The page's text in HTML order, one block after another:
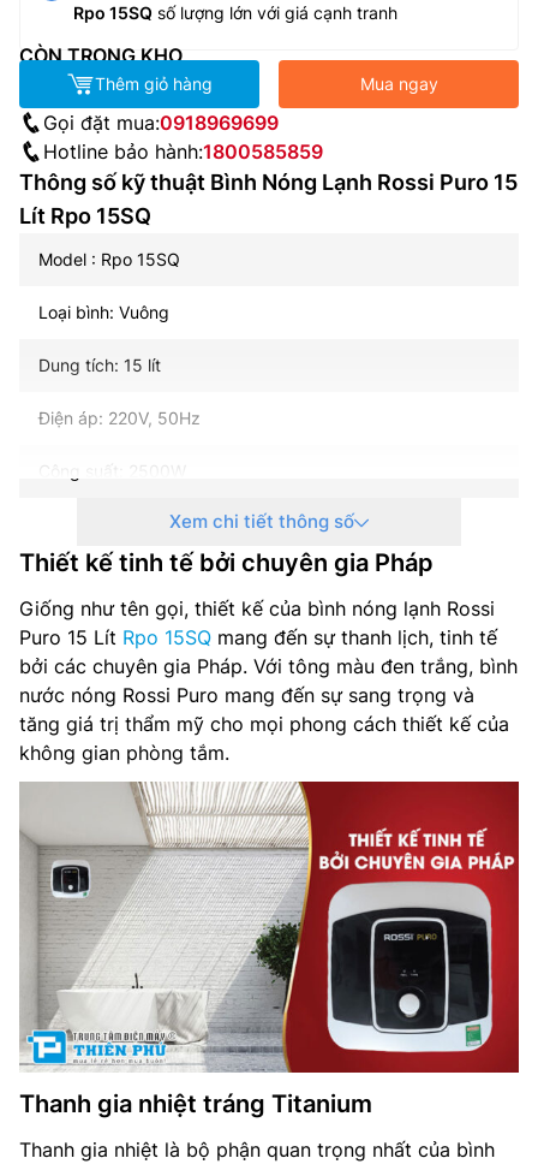
Rpo 15SQ số lượng lớn với giá cạnh tranh
CÒN TRONG KHO
Thêm giỏ hàng Mua ngay
Gọi đặt mua:0918969699
Hotline bảo hành:1800585859
Thông số kỹ thuật Bình Nóng Lạnh Rossi Puro 15
Lít Rpo 15SQ
Model : Rpo 15SQ
Loại bình: Vuông
Dung tích: 15 lít
Điện áp: 220V, 50Hz
Công suất: 2500W
Nhiệt độ tối đa: 78 độ C
Áp suất: <0.8Mpa
Kích thước: Đang cập nhật
Trọng lượng: Đang cập nhật
Thương hiệu: Rossi
Xuất xứ: Việt Nam
Bảo hành: 7 năm
Xem chi tiết thông số
Thiết kế tinh tế bởi chuyên gia Pháp
Giống như tên gọi, thiết kế của bình nóng lạnh Rossi
Puro 15 Lít Rpo 15SQ mang đến sự thanh lịch, tinh tế
bởi các chuyên gia Pháp. Với tông màu đen trắng, bình
nước nóng Rossi Puro mang đến sự sang trọng và
tăng giá trị thẩm mỹ cho mọi phong cách thiết kế của
không gian phòng tắm.
Thanh gia nhiệt tráng Titanium
Thanh gia nhiệt là bộ phận quan trọng nhất của bình